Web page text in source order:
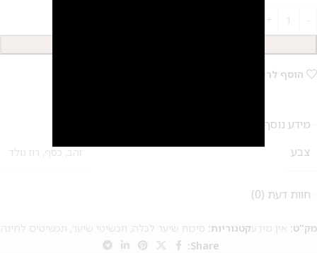
הוסף לרשימת המשאלות
מידע נוסף
צבע
זהב, כסף, רוז גולד
חוות דעת (0)
מק"ט: אין מידעקטגוריות: סיכות שיער לכלה, תכשיטי שיער, תכשיטים לחינה
Share: